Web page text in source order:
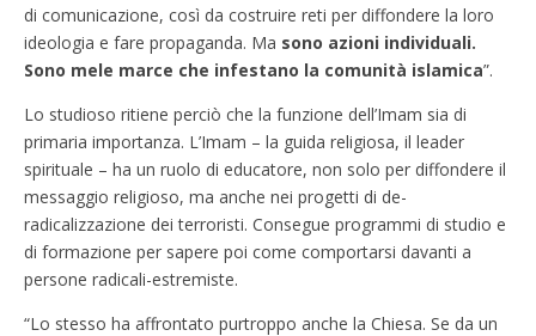
di comunicazione, così da costruire reti per diffondere la loro
ideologia e fare propaganda. Ma sono azioni individuali.
Sono mele marce che infestano la comunità islamica”.
Lo studioso ritiene perciò che la funzione dell’Imam sia di
primaria importanza. L’Imam – la guida religiosa, il leader
spirituale – ha un ruolo di educatore, non solo per diffondere il
messaggio religioso, ma anche nei progetti di de-
radicalizzazione dei terroristi. Consegue programmi di studio e
di formazione per sapere poi come comportarsi davanti a
persone radicali-estremiste.
“Lo stesso ha affrontato purtroppo anche la Chiesa. Se da un